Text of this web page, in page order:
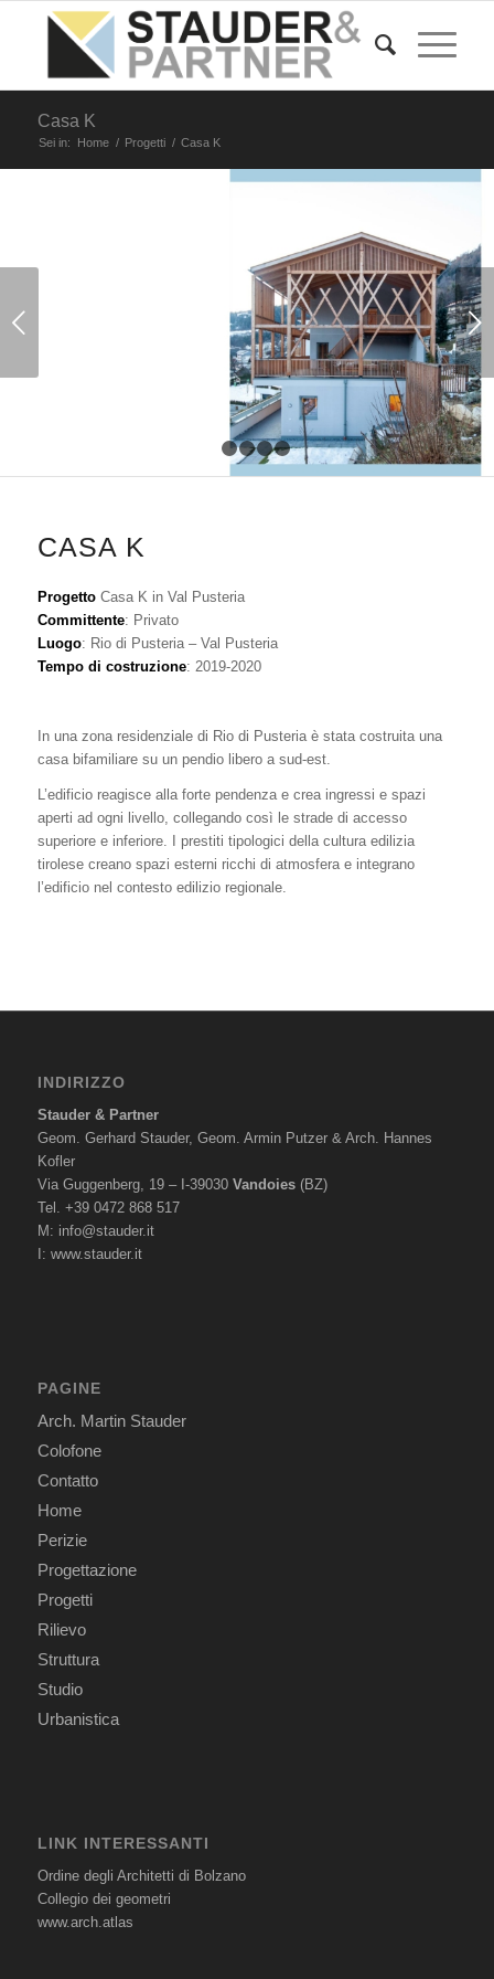
Casa K
Sei in: Home / Progetti / Casa K
Succ
1 2 3 4 5
CASA K
ProgettoCasa K in Val Pusteria
Committente: Privato
Luogo: Rio di Pusteria – Val Pusteria
Tempo di costruzione: 2019-2020
In una zona residenziale di Rio di Pusteria è stata costruita una
casa bifamiliare su un pendio libero a sud-est.
L’edificio reagisce alla forte pendenza e crea ingressi e spazi
aperti ad ogni livello, collegando così le strade di accesso
superiore e inferiore. I prestiti tipologici della cultura edilizia
tirolese creano spazi esterni ricchi di atmosfera e integrano
l’edificio nel contesto edilizio regionale.
INDIRIZZO
Stauder & Partner
Geom. Gerhard Stauder, Geom. Armin Putzer & Arch. Hannes
Kofler
Via Guggenberg, 19 – I-39030 Vandoies(BZ)
Tel. +39 0472 868 517
M: info@stauder.it
I: www.stauder.it
PAGINE
Arch. Martin Stauder
Colofone
Contatto
Home
Perizie
Progettazione
Progetti
Rilievo
Struttura
Studio
Urbanistica
LINK INTERESSANTI
Ordine degli Architetti di Bolzano
Collegio dei geometri
www.arch.atlas